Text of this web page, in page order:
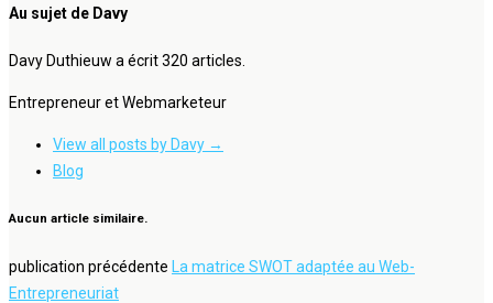
Au sujet de Davy
Davy Duthieuw a écrit 320 articles.
Entrepreneur et Webmarketeur
View all posts by Davy →
Blog
Aucun article similaire.
publication précédente
La matrice SWOT adaptée au Web-
Entrepreneuriat